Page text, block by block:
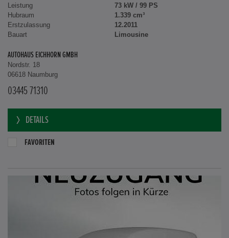
Leistung
73 kW / 99 PS
Hubraum
1.339 cm³
Erstzulassung
12.2011
Bauart
Limousine
AUTOHAUS EICHHORN GMBH
Nordstr. 18
06618 Naumburg
03445 71310
DETAILS
FAVORITEN